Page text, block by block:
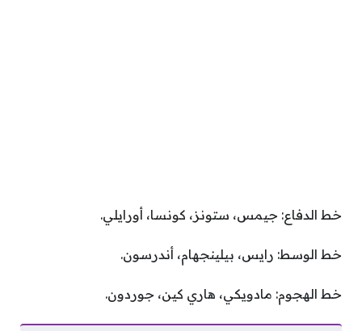
خط الدفاع: جيمس، ستونز، كونسا، أورايلي.
خط الوسط: رايس، بيلينجهام، أندرسون.
خط الهجوم: مادويكي، هاري كين، جوردون.